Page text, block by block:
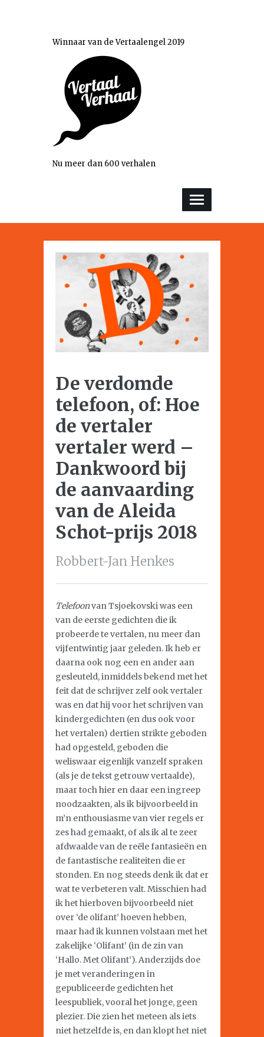
Winnaar van de Vertaalengel 2019
Nu meer dan 600 verhalen
De verdomde
telefoon, of: Hoe
de vertaler
vertaler werd –
Dankwoord bij
de aanvaarding
van de Aleida
Schot-prijs 2018
Robbert-Jan Henkes
Telefoonvan Tsjoekovski was een
van de eerste gedichten die ik
probeerde te vertalen, nu meer dan
vijfentwintig jaar geleden. Ik heb er
daarna ook nog een en ander aan
gesleuteld, inmiddels bekend met het
feit dat de schrijver zelf ook vertaler
was en dat hij voor het schrijven van
kindergedichten (en dus ook voor
het vertalen) dertien strikte geboden
had opgesteld, geboden die
weliswaar eigenlijk vanzelf spraken
(als je de tekst getrouw vertaalde),
maar toch hier en daar een ingreep
noodzaakten, als ik bijvoorbeeld in
m’n enthousiasme van vier regels er
zes had gemaakt, of als ik al te zeer
afdwaalde van de reële fantasieën en
de fantastische realiteiten die er
stonden. En nog steeds denk ik dat er
wat te verbeteren valt. Misschien had
ik het hierboven bijvoorbeeld niet
over ‘de olifant’ hoeven hebben,
maar had ik kunnen volstaan met het
zakelijke ‘Olifant’ (in de zin van
‘Hallo. Met Olifant’). Anderzijds doe
je met veranderingen in
gepubliceerde gedichten het
leespubliek, vooral het jonge, geen
plezier. Die zien het meteen als iets
niet hetzelfde is, en dan klopt het niet